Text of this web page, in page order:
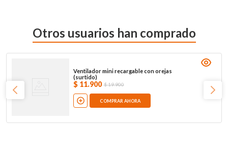
Otros usuarios han comprado
Ventilador mini recargable con orejas
(surtido)
$ 11.900 $19.900
COMPRAR AHORA